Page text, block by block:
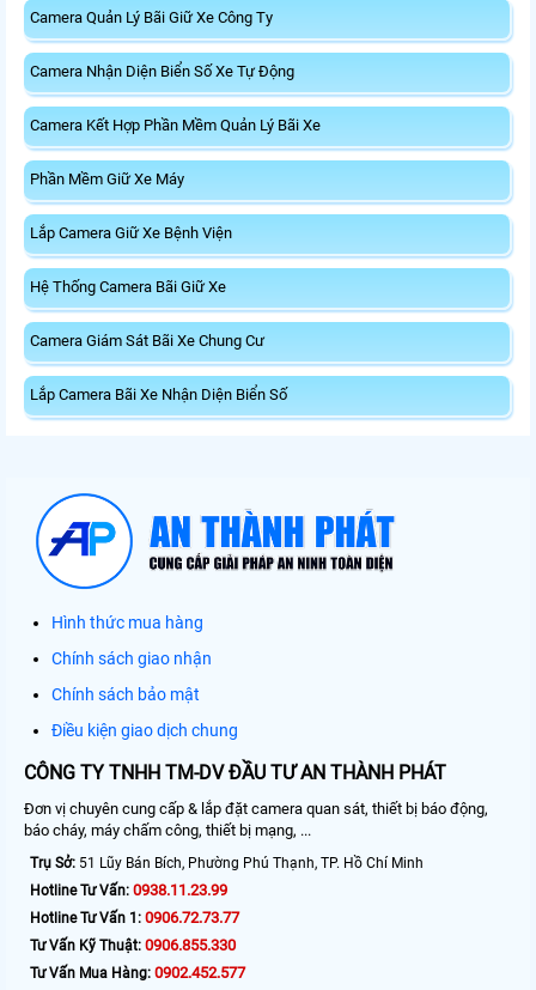
Camera Quản Lý Bãi Giữ Xe Công Ty
Camera Nhận Diện Biển Số Xe Tự Động
Camera Kết Hợp Phần Mềm Quản Lý Bãi Xe
Phần Mềm Giữ Xe Máy
Lắp Camera Giữ Xe Bệnh Viện
Hệ Thống Camera Bãi Giữ Xe
Camera Giám Sát Bãi Xe Chung Cư
Lắp Camera Bãi Xe Nhận Diện Biển Số
Hình thức mua hàng
Chính sách giao nhận
Chính sách bảo mật
Điều kiện giao dịch chung
CÔNG TY TNHH TM-DV ĐẦU TƯ AN THÀNH PHÁT
Đơn vị chuyên cung cấp & lắp đặt camera quan sát, thiết bị báo động,
báo cháy, máy chấm công, thiết bị mạng, ...
Trụ Sở: 51 Lũy Bán Bích, Phường Phú Thạnh, TP. Hồ Chí Minh
Hotline Tư Vấn: 0938.11.23.99
Hotline Tư Vấn 1: 0906.72.73.77
Tư Vấn Kỹ Thuật: 0906.855.330
Tư Vấn Mua Hàng: 0902.452.577